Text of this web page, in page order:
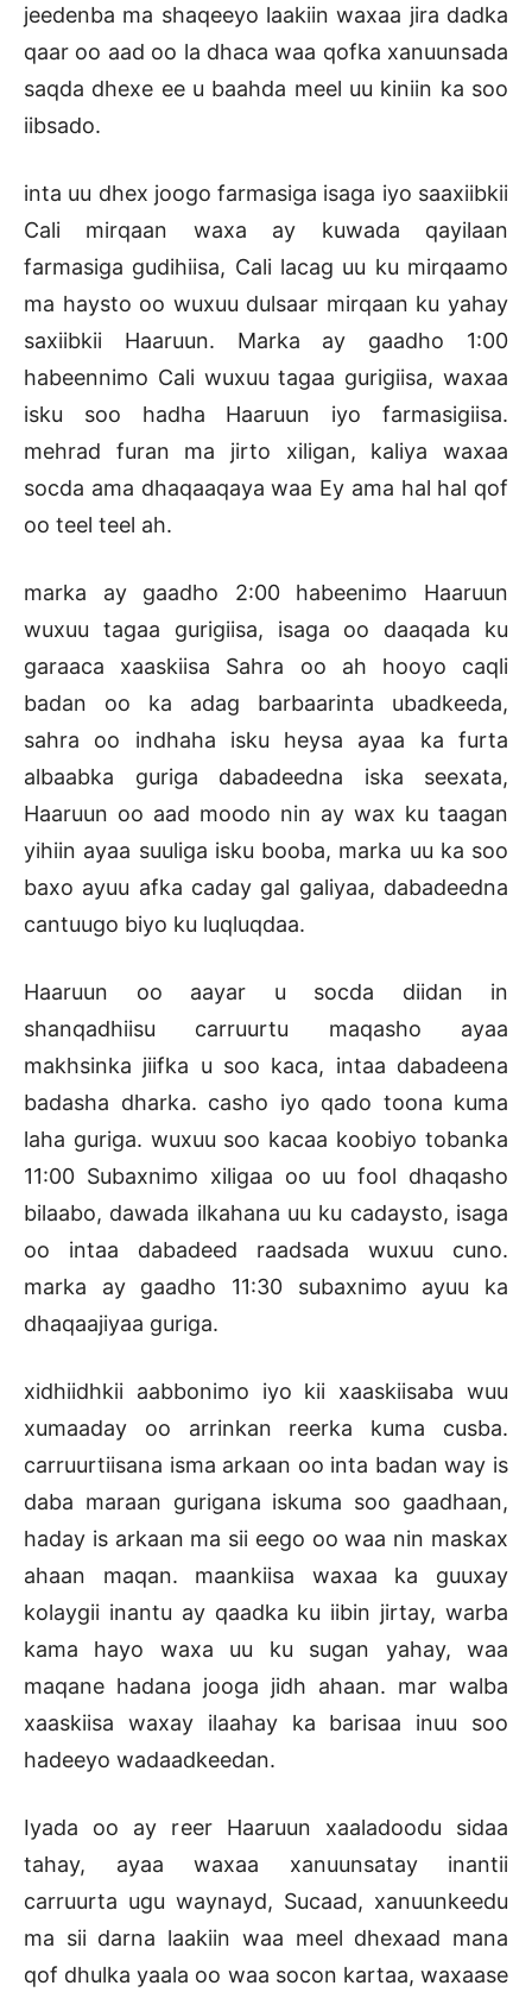
jeedenba ma shaqeeyo laakiin waxaa jira dadka
qaar oo aad oo la dhaca waa qofka xanuunsada
saqda dhexe ee u baahda meel uu kiniin ka soo
iibsado.
inta uu dhex joogo farmasiga isaga iyo saaxiibkii
Cali mirqaan waxa ay kuwada qayilaan
farmasiga gudihiisa, Cali lacag uu ku mirqaamo
ma haysto oo wuxuu dulsaar mirqaan ku yahay
saxiibkii Haaruun. Marka ay gaadho 1:00
habeennimo Cali wuxuu tagaa gurigiisa, waxaa
isku soo hadha Haaruun iyo farmasigiisa.
mehrad furan ma jirto xiligan, kaliya waxaa
socda ama dhaqaaqaya waa Ey ama hal hal qof
oo teel teel ah.
marka ay gaadho 2:00 habeenimo Haaruun
wuxuu tagaa gurigiisa, isaga oo daaqada ku
garaaca xaaskiisa Sahra oo ah hooyo caqli
badan oo ka adag barbaarinta ubadkeeda,
sahra oo indhaha isku heysa ayaa ka furta
albaabka guriga dabadeedna iska seexata,
Haaruun oo aad moodo nin ay wax ku taagan
yihiin ayaa suuliga isku booba, marka uu ka soo
baxo ayuu afka caday gal galiyaa, dabadeedna
cantuugo biyo ku luqluqdaa.
Haaruun oo aayar u socda diidan in
shanqadhiisu carruurtu maqasho ayaa
makhsinka jiifka u soo kaca, intaa dabadeena
badasha dharka. casho iyo qado toona kuma
laha guriga. wuxuu soo kacaa koobiyo tobanka
11:00 Subaxnimo xiligaa oo uu fool dhaqasho
bilaabo, dawada ilkahana uu ku cadaysto, isaga
oo intaa dabadeed raadsada wuxuu cuno.
marka ay gaadho 11:30 subaxnimo ayuu ka
dhaqaajiyaa guriga.
xidhiidhkii aabbonimo iyo kii xaaskiisaba wuu
xumaaday oo arrinkan reerka kuma cusba.
carruurtiisana isma arkaan oo inta badan way is
daba maraan gurigana iskuma soo gaadhaan,
haday is arkaan ma sii eego oo waa nin maskax
ahaan maqan. maankiisa waxaa ka guuxay
kolaygii inantu ay qaadka ku iibin jirtay, warba
kama hayo waxa uu ku sugan yahay, waa
maqane hadana jooga jidh ahaan. mar walba
xaaskiisa waxay ilaahay ka barisaa inuu soo
hadeeyo wadaadkeedan.
Iyada oo ay reer Haaruun xaaladoodu sidaa
tahay, ayaa waxaa xanuunsatay inantii
carruurta ugu waynayd, Sucaad, xanuunkeedu
ma sii darna laakiin waa meel dhexaad mana
qof dhulka yaala oo waa socon kartaa, waxaase